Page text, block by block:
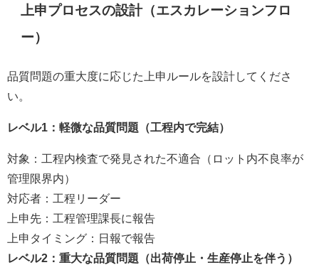
上申プロセスの設計（エスカレーションフロ
ー）
品質問題の重大度に応じた上申ルールを設計してくださ
い。
レベル1：軽微な品質問題（工程内で完結）
対象：工程内検査で発見された不適合（ロット内不良率が
管理限界内）
対応者：工程リーダー
上申先：工程管理課長に報告
上申タイミング：日報で報告
レベル2：重大な品質問題（出荷停止・生産停止を伴う）